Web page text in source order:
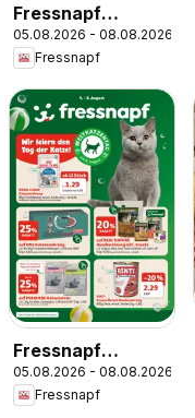
Fressnapf
Angebote
05.08.2026 - 08.08.2026
Fressnapf
Fressnapf
Flugblatt
05.08.2026 - 08.08.2026
Fressnapf